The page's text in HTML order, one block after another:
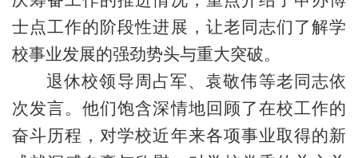
士点工作的阶段性进展，让老同志们了解学
校事业发展的强劲势头与重大突破。
退休校领导周占军、袁敬伟等老同志依
次发言。他们饱含深情地回顾了在校工作的
奋斗历程，对学校近年来各项事业取得的新